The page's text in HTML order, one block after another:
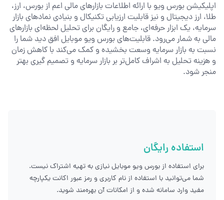
اپلیکیشن بورس ویو با ارائه اطلاعات بازارهای مالی اعم از بورس، ارز،
طلا، ارز دیجیتال و نیز قابلیت ارزیابی تکنیکال و بنیادی نمادهای بازار
سرمایه، یک ابزار حرفه‌ای، جامع و رایگان برای تحلیل لحظه‌ای بازارهای
مالی به شمار می‌رود. قابلیت‌های بورس ویو موبایل افق دید شما را
نسبت به بازار سرمایه وسعت بخشیده و کمک می‌کند با کاهش زمان
و هزینه تحلیل به اشراف کامل‌تر بر بازار سرمایه و تصمیم گیری بهتر
منجر شود.
استفاده رایگان
برای استفاده از بورس ویو موبایل نیازی به تهیه اشتراک نیست.
شما می‌توانید با استفاده از نام کاربری و رمز عبور اکانت یکپارچه
مفید وارد سامانه شده و از امکانات آن بهره‌مند شوید.